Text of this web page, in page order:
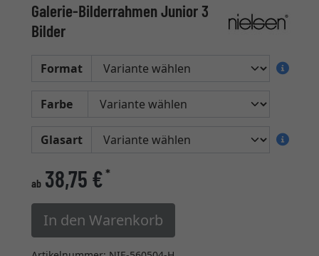
Galerie-Bilderrahmen Junior 3
Bilder
Format
Farbe
Glasart
ab 38,75 €*
In den Warenkorb